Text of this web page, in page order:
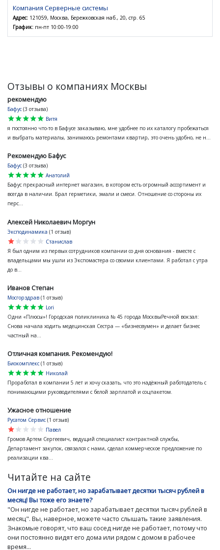
Компания Серверные системы
Адрес: 121059, Москва, Бережковская наб., 20, стр. 65
График: пн-пт 10:00-19:00
Отзывы о компаниях Москвы
рекомендую
Бафус (3 отзыва)
star
star
star
star
star
Витя
я постоянно что-то в Бафусе заказываю, мне удобнее по их каталогу пробежаться
и выбрать материалы, занимаюсь ремонтами квартир, это очень удобно, не н...
Рекомендую Бафус
Бафус (3 отзыва)
star
star
star
star
star
Анатолий
Бафус прекрасный интернет магазин, в котором есть огромный ассортимент и
всегда в наличии. Брал герметики, эмали и смеси. Отношение со стороны их
перс...
Алексей Николаевич Моргун
Эксподинамика (1 отзыв)
star
star
star
star
star
Станислав
Я был одним из первых сотрудников компании со дня основания - вместе с
владельцами мы ушли из Экспомастера со своими клиентами. Я работал с утра
до в...
Иванов Степан
Мосгорздрав (1 отзыв)
star
star
star
star
star
Lori
Одни «Плюсы»! Городская поликлиника № 45 города МосквыРечной вокзал:
Снова начала ходить медецинская Сестра — «бизнесвумен» и делает бизнес
частный на...
Отличная компания. Рекомендую!
Биокомплекс (1 отзыв)
star
star
star
star
star
Николай
Проработал в компании 5 лет и хочу сказать, что это надёжный работодатель с
понимающими руководителями с белой зарплатой и соцпакетом.
Ужасное отношение
Русатом Сервис (1 отзыв)
star
star
star
star
star
Павел
Громов Артем Сергеевич, ведущий специалист контрактной службы,
Департамент закупок, связался с нами, сделал коммерческое предложение по
реализации ква...
Читайте на сайте
Он нигде не работает, но зарабатывает десятки тысяч рублей в
месяц! Вы тоже его знаете?
"Он нигде не работает, но зарабатывает десятки тысяч рублей в
месяц". Вы, наверное, можете часто слышать такие заявления.
Знакомые говорят, что ваш сосед нигде не работает, потому что
они постоянно видят его дома или рядом с домом в рабочее
время...